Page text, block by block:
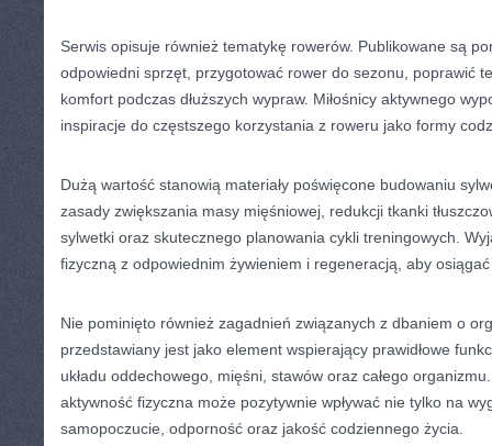
Serwis opisuje również tematykę rowerów. Publikowane są
odpowiedni sprzęt, przygotować rower do sezonu, poprawić
komfort podczas dłuższych wypraw. Miłośnicy aktywnego
inspiracje do częstszego korzystania z roweru jako formy
Dużą wartość stanowią materiały poświęcone budowaniu
zasady zwiększania masy mięśniowej, redukcji tkanki
sylwetki oraz skutecznego planowania cykli treningowych.
fizyczną z odpowiednim żywieniem i regeneracją, aby osiągać
Nie pominięto również zagadnień związanych z dbaniem o
przedstawiany jest jako element wspierający prawidłowe
układu oddechowego, mięśni, stawów oraz całego
aktywność fizyczna może pozytywnie wpływać nie tylko na
samopoczucie, odporność oraz jakość codziennego życia.